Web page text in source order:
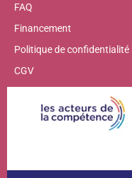
FAQ
Financement
Politique de confidentialité
CGV